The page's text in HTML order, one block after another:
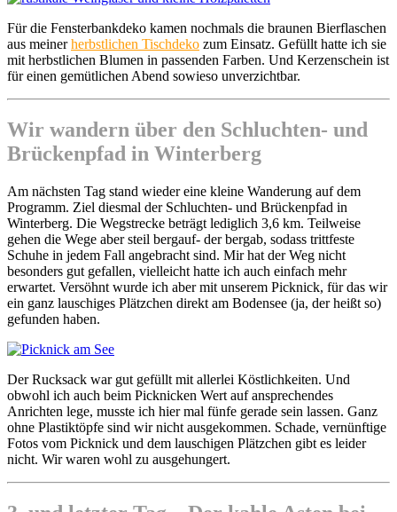
Für die Fensterbankdeko kamen nochmals die braunen Bierflaschen
aus meinerherbstlichen Tischdeko zum Einsatz. Gefüllt hatte ich sie
mit herbstlichen Blumen in passenden Farben. Und Kerzenschein ist
für einen gemütlichen Abend sowieso unverzichtbar.
Wir wandern über den Schluchten- und
Brückenpfad in Winterberg
Am nächsten Tag stand wieder eine kleine Wanderung auf dem
Programm. Ziel diesmal der Schluchten- und Brückenpfad in
Winterberg. Die Wegstrecke beträgt lediglich 3,6 km. Teilweise
gehen die Wege aber steil bergauf- der bergab, sodass trittfeste
Schuhe in jedem Fall angebracht sind. Mir hat der Weg nicht
besonders gut gefallen, vielleicht hatte ich auch einfach mehr
erwartet. Versöhnt wurde ich aber mit unserem Picknick, für das wir
ein ganz lauschiges Plätzchen direkt am Bodensee (ja, der heißt so)
gefunden haben.
Der Rucksack war gut gefüllt mit allerlei Köstlichkeiten. Und
obwohl ich auch beim Picknicken Wert auf ansprechendes
Anrichten lege, musste ich hier mal fünfe gerade sein lassen. Ganz
ohne Plastiktöpfe sind wir nicht ausgekommen. Schade, vernünftige
Fotos vom Picknick und dem lauschigen Plätzchen gibt es leider
nicht. Wir waren wohl zu ausgehungert.